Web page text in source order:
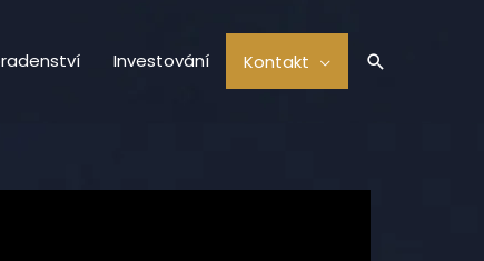
Investování Kontakt Hledat